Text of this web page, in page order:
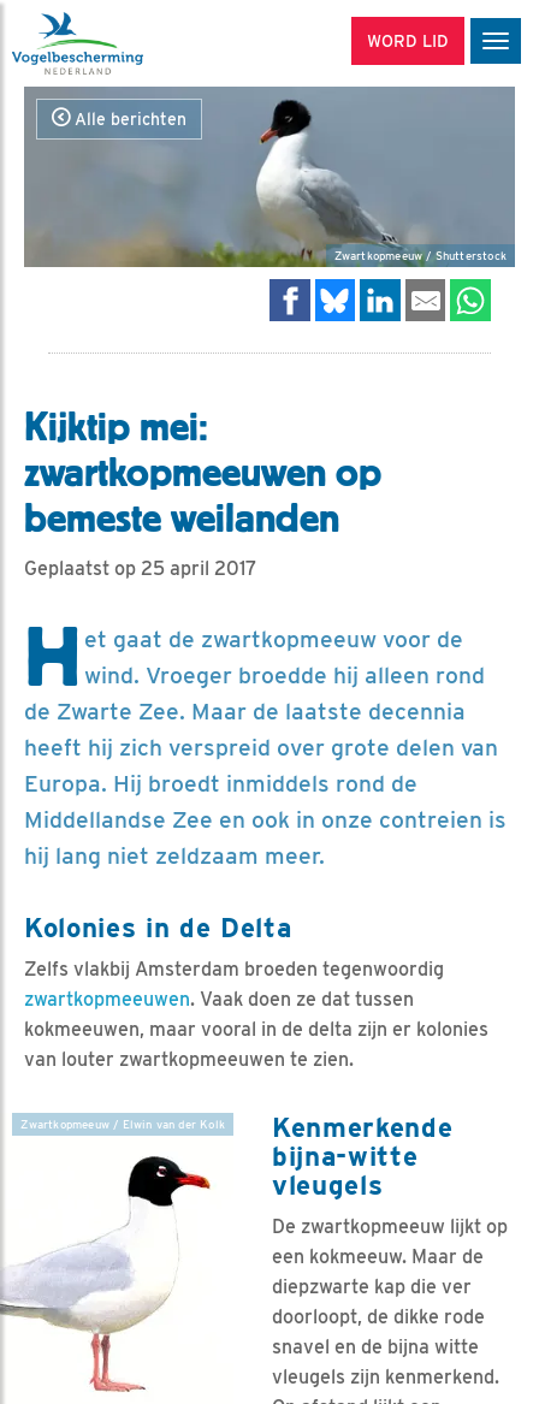
WORD LID
Alle berichten
Zwartkopmeeuw / Shutterstock
Kijktip mei:
zwartkopmeeuwen op
bemeste weilanden
Geplaatst op 25 april 2017
H et gaat de zwartkopmeeuw voor de
wind. Vroeger broedde hij alleen rond
de Zwarte Zee. Maar de laatste decennia
heeft hij zich verspreid over grote delen van
Europa. Hij broedt inmiddels rond de
Middellandse Zee en ook in onze contreien is
hij lang niet zeldzaam meer.
Kolonies in de Delta
Zelfs vlakbij Amsterdam broeden tegenwoordig
zwartkopmeeuwen. Vaak doen ze dat tussen
kokmeeuwen, maar vooral in de delta zijn er kolonies
van louter zwartkopmeeuwen te zien.
Zwartkopmeeuw / Elwin van der Kolk
Kenmerkende
bijna-witte
vleugels
De zwartkopmeeuw lijkt op
een kokmeeuw. Maar de
diepzwarte kap die ver
doorloopt, de dikke rode
snavel en de bijna witte
vleugels zijn kenmerkend.